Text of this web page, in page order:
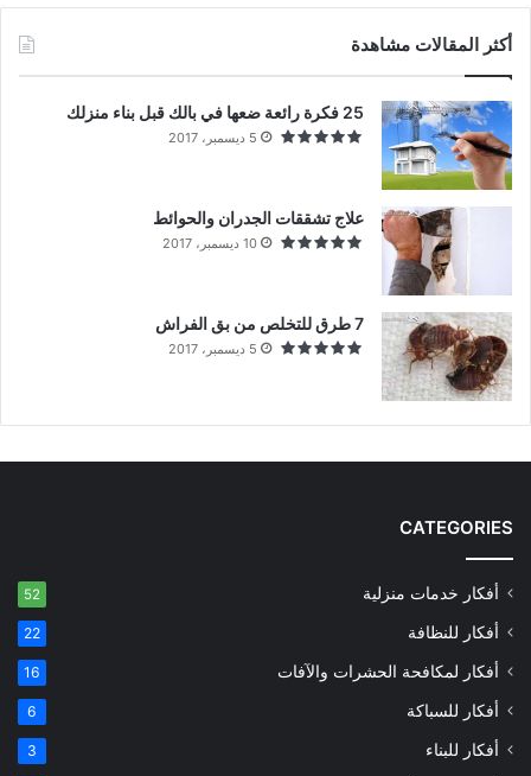
أكثر المقالات مشاهدة
25 فكرة رائعة ضعها في بالك قبل بناء منزلك
5 ديسمبر، 2017
علاج تشققات الجدران والحوائط
10 ديسمبر، 2017
7 طرق للتخلص من بق الفراش
5 ديسمبر، 2017
CATEGORIES
أفكار خدمات منزلية 52
أفكار للنظافة 22
أفكار لمكافحة الحشرات والآفات 16
أفكار للسباكة 6
أفكار للبناء 3